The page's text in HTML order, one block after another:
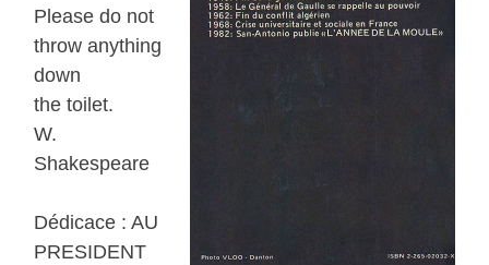
Please do not
throw anything
down
the toilet.
W.
Shakespeare
Dédicace : AU
PRESIDENT